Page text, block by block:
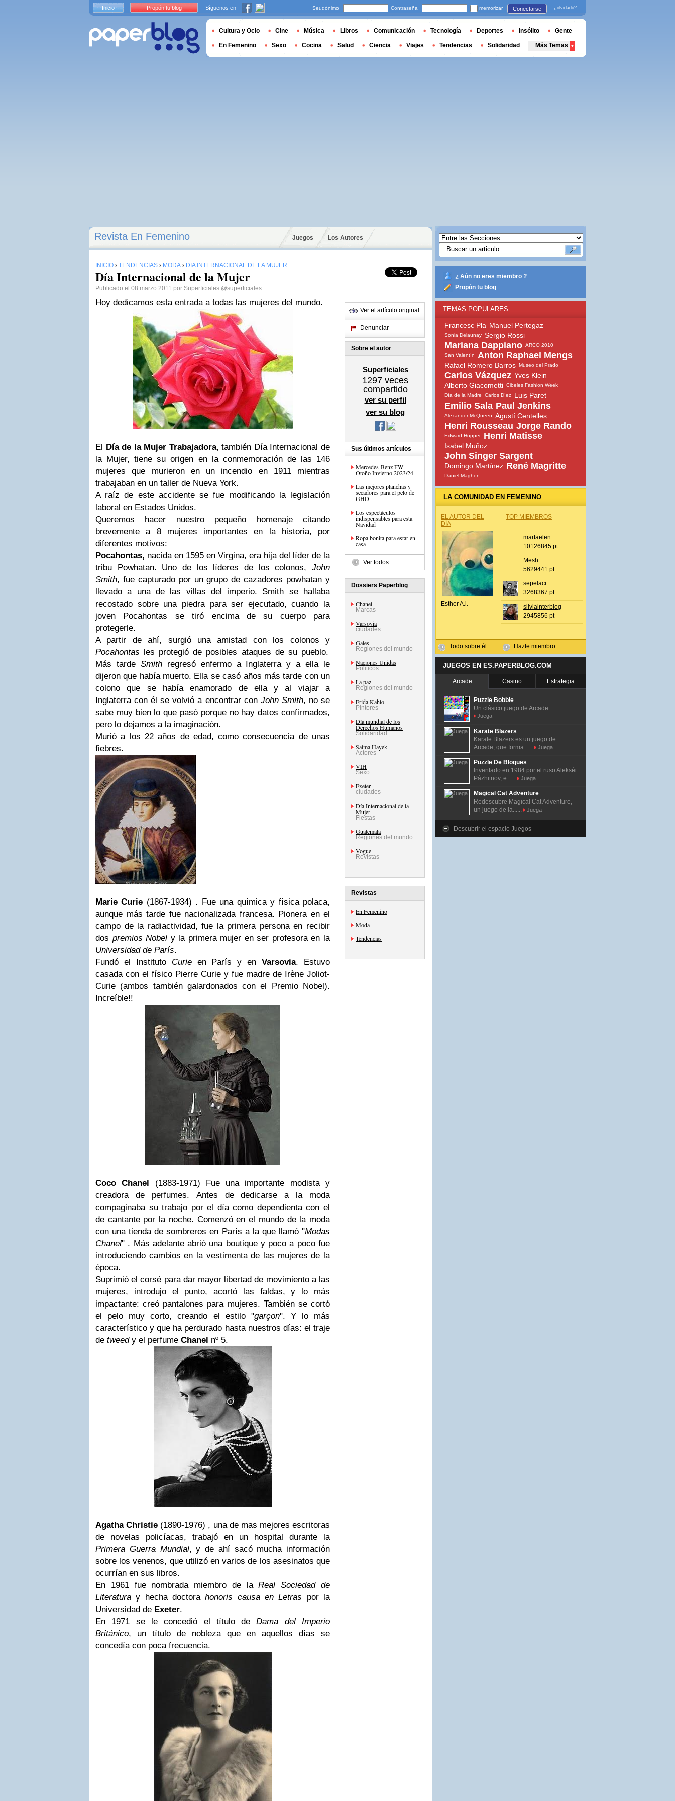
Revista En Femenino Juegos Los Autores
INICIO › TENDENCIAS › MODA › DÍA INTERNACIONAL DE LA MUJER
Día Internacional de la Mujer
Publicado el 08 marzo 2011 por Superficiales @superficiales
Hoy dedicamos esta entrada a todas las mujeres del mundo.
El Día de la Mujer Trabajadora, también Día Internacional de
la Mujer, tiene su origen en la conmemoración de las 146
mujeres que murieron en un incendio en 1911 mientras
trabajaban en un taller de Nueva York.
A raíz de este accidente se fue modificando la legislación
laboral en Estados Unidos.
Queremos hacer nuestro pequeño homenaje citando
brevemente a 8 mujeres importantes en la historia, por
diferentes motivos:
Pocahontas, nacida en 1595 en Virgina, era hija del líder de la
tribu Powhatan. Uno de los líderes de los colonos, John
Smith, fue capturado por un grupo de cazadores powhatan y
llevado a una de las villas del imperio. Smith se hallaba
recostado sobre una piedra para ser ejecutado, cuando la
joven Pocahontas se tiró encima de su cuerpo para
protegerle.
A partir de ahí, surgió una amistad con los colonos y
Pocahontas les protegió de posibles ataques de su pueblo.
Más tarde Smith regresó enfermo a Inglaterra y a ella le
dijeron que había muerto. Ella se casó años más tarde con un
colono que se había enamorado de ella y al viajar a
Inglaterra con él se volvió a encontrar con John Smith, no se
sabe muy bien lo que pasó porque no hay datos confirmados,
pero lo dejamos a la imaginación.
Murió a los 22 años de edad, como consecuencia de unas
fiebres.
Marie Curie (1867-1934) . Fue una química y física polaca,
aunque más tarde fue nacionalizada francesa. Pionera en el
campo de la radiactividad, fue la primera persona en recibir
dos premios Nobel y la primera mujer en ser profesora en la
Universidad de París.
Fundó el Instituto Curie en París y enVarsovia. Estuvo
casada con el físico Pierre Curie y fue madre de Irène Joliot-
Curie (ambos también galardonados con el Premio Nobel).
Increíble!!
Coco Chanel (1883-1971) Fue una importante modista y
creadora de perfumes. Antes de dedicarse a la moda
compaginaba su trabajo por el día como dependienta con el
de cantante por la noche. Comenzó en el mundo de la moda
con una tienda de sombreros en París a la que llamó "Modas
Chanel" . Más adelante abrió una boutique y poco a poco fue
introduciendo cambios en la vestimenta de las mujeres de la
época.
Suprimió el corsé para dar mayor libertad de movimiento a las
mujeres, introdujo el punto, acortó las faldas, y lo más
impactante: creó pantalones para mujeres. También se cortó
el pelo muy corto, creando el estilo "garçon". Y lo más
característico y que ha perdurado hasta nuestros días: el traje
de tweedy el perfume Chanel nº 5.
Agatha Christie (1890-1976) , una de mas mejores escritoras
de novelas policíacas, trabajó en un hospital durante la
Primera Guerra Mundial, y de ahí sacó mucha información
sobre los venenos, que utilizó en varios de los asesinatos que
ocurrían en sus libros.
En 1961 fue nombrada miembro de laReal Sociedad de
Literatura y hecha doctorahonoris causa en Letras por la
Universidad de Exeter.
En 1971 se le concedió el título deDama del Imperio
Británico, un título de nobleza que en aquellos días se
concedía con poca frecuencia.
Ver el artículo original
Denunciar
Sobre el autor
Superficiales
1297 veces
compartido
ver su perfil
ver su blog
Sus últimos artículos
Mercedes-Benz FW
Otoño Invierno 2023/24
Las mejores planchas y
secadores para el pelo de
GHD
Los espectáculos
indispensables para esta
Navidad
Ropa bonita para estar en
casa
Ver todos
Dossiers Paperblog
Chanel
Marcas
Varsovia
ciudades
Gales
Regiones del mundo
Naciones Unidas
Políticos
La paz
Regiones del mundo
Frida Kahlo
Pintores
Día mundial de los
Derechos Humanos
Solidaridad
Salma Hayek
Actores
VIH
Sexo
Exeter
ciudades
Día Internacional de la
Mujer
Fiestas
Guatemala
Regiones del mundo
Vogue
Revistas
Revistas
En Femenino
Moda
Tendencias
¿ Aún no eres miembro ?
Propón tu blog
TEMAS POPULARES
Francesc Pla Manuel Pertegaz
Sonia Delaunay Sergio Rossi
Mariana Dappiano ARCO 2010
San Valentín
Anton Raphael Mengs
Rafael Romero Barros Museo del Prado
Carlos Vázquez Yves Klein
Alberto Giacometti Cibeles Fashion Week
Día de la Madre
Carlos Díez Luis Paret
Emilio Sala Paul Jenkins
Alexander McQueen Agustí Centelles
Henri Rousseau Jorge Rando
Edward Hopper Henri Matisse
Isabel Muñoz
John Singer Sargent
Domingo Martínez René Magritte
Daniel Maghen
LA COMUNIDAD EN FEMENINO
EL AUTOR DEL
DÍA
Esther A.l.
Todo sobre él
TOP MIEMBROS
martaelen
10126845 pt
Mesh
5629441 pt
sepelaci
3268367 pt
silviainterblog
2945856 pt
Hazte miembro
JUEGOS EN ES.PAPERBLOG.COM
Arcade Casino Estrategia
Puzzle Bobble
Un clásico juego de Arcade. ......
Juega
Karate Blazers
Karate Blazers es un juego de
Arcade, que forma......
Juega
Puzzle De Bloques
Inventado en 1984 por el ruso Alekséi
Pázhitnov, e......
Juega
Magical Cat Adventure
Redescubre Magical Cat Adventure,
un juego de la......
Juega
Descubrir el espacio Juegos
Inicio Propón tu blog Síguenos en Seudónimo Contraseña memorizar Conectarse ¿olvidado?
Cultura y Ocio Cine Música Libros Comunicación Tecnología Deportes Insólito Gente
En Femenino Sexo Cocina Salud Ciencia Viajes Tendencias Solidaridad Más Temas